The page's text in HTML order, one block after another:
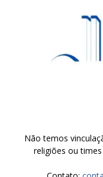
Não temos
religiões ou